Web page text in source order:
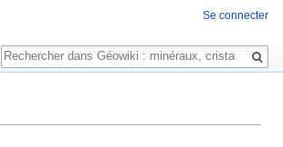
Se connecter
Rechercher